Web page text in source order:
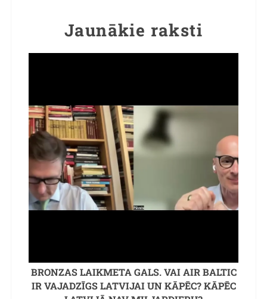
Jaunākie raksti
BRONZAS LAIKMETA GALS. VAI AIR BALTIC
IR VAJADZĪGS LATVIJAI UN KĀPĒC? KĀPĒC